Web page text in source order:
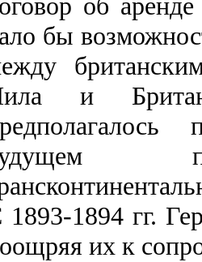
бы
и
1893-1894 гг.
их к